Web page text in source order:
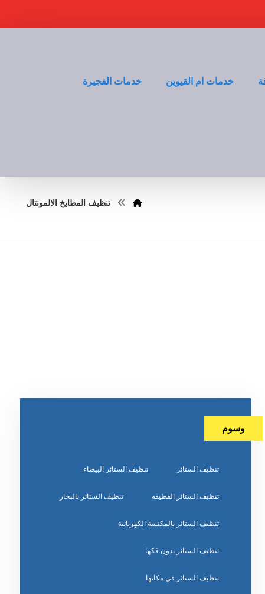
خدمات ام القيوين خدمات الفجيرة
تنظيف المطابخ الالمونتال
وسوم
تنظيف الستائر تنظيف الستائر البيضاء
تنظيف الستائر القطيفه تنظيف الستائر بالبخار
تنظيف الستائر بالمكنسة الكهربائية
تنظيف الستائر بدون فكها
تنظيف الستائر في مكانها